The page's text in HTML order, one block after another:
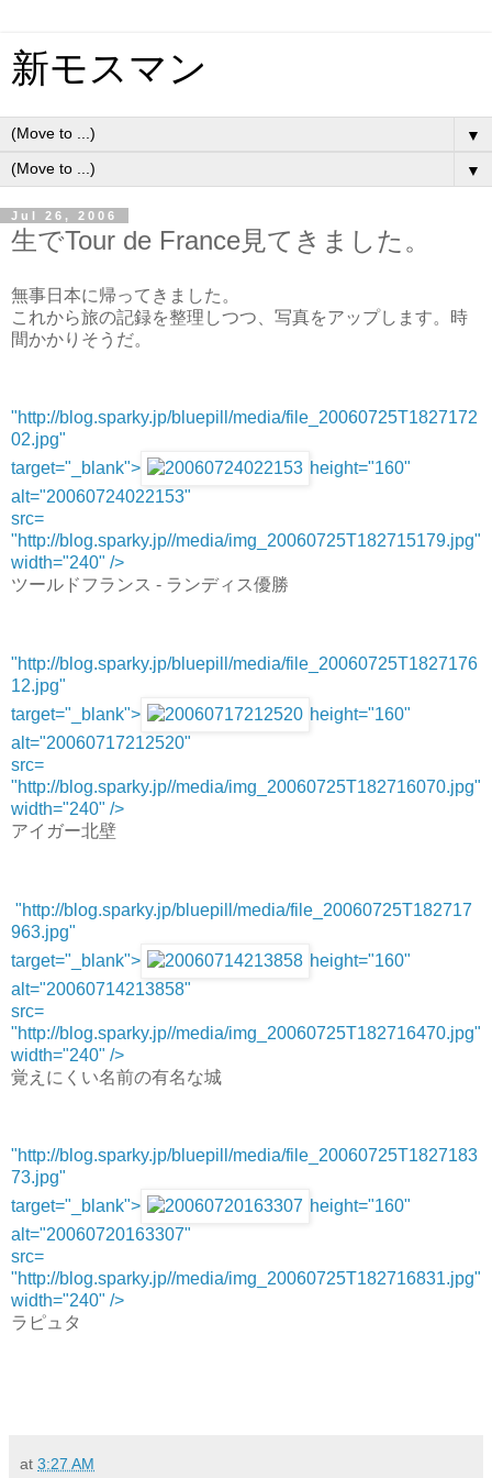
新モスマン
▼
▼
Jul 26, 2006
生でTour de France見てきました。
無事日本に帰ってきました。
これから旅の記録を整理しつつ、写真をアップします。時
間かかりそうだ。
"http://blog.sparky.jp/bluepill/media/file_20060725T1827172
02.jpg"
target="_blank">
height="160"
alt="20060724022153"
src=
"http://blog.sparky.jp//media/img_20060725T182715179.jpg"
width="240" />
ツールドフランス - ランディス優勝
"http://blog.sparky.jp/bluepill/media/file_20060725T1827176
12.jpg"
target="_blank">
height="160"
alt="20060717212520"
src=
"http://blog.sparky.jp//media/img_20060725T182716070.jpg"
width="240" />
アイガー北壁
"http://blog.sparky.jp/bluepill/media/file_20060725T182717
963.jpg"
target="_blank">
height="160"
alt="20060714213858"
src=
"http://blog.sparky.jp//media/img_20060725T182716470.jpg"
width="240" />
覚えにくい名前の有名な城
"http://blog.sparky.jp/bluepill/media/file_20060725T1827183
73.jpg"
target="_blank">
height="160"
alt="20060720163307"
src=
"http://blog.sparky.jp//media/img_20060725T182716831.jpg"
width="240" />
ラピュタ
at 3:27 AM